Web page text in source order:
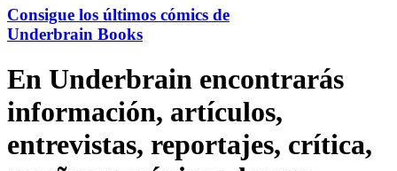
Consigue los últimos cómics de
Underbrain Books
En Underbrain encontrarás
información, artículos,
entrevistas, reportajes, crítica,